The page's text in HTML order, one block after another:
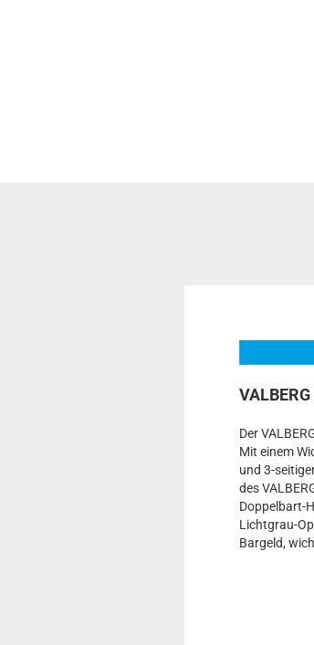
Der
Mit einem
und 3-
des
Doppelbart-
Lichtgrau-
Bargeld,